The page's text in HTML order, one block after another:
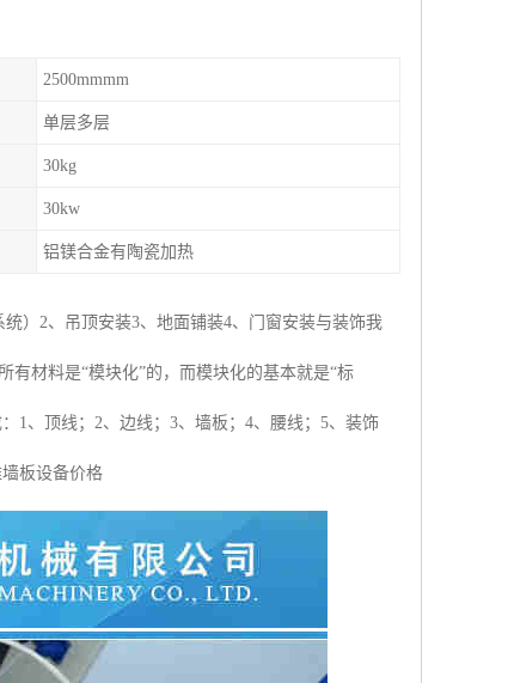
2500mmmm
单层多层
30kg
30kw
铝镁合金有陶瓷加热
）2、吊顶安装3、地面铺装4、门窗安装与装饰我
材料是“模块化”的，而模块化的基本就是“标
1、顶线；2、边线；3、墙板；4、腰线；5、装饰
板设备价格